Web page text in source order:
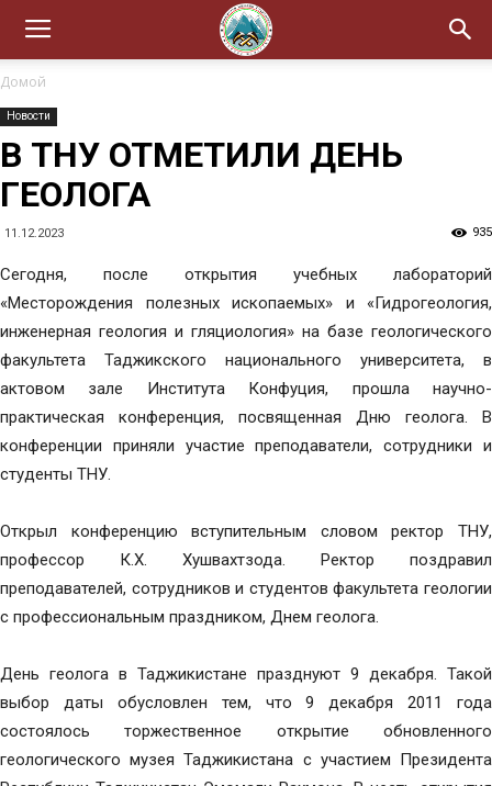
Домой
Новости
В ТНУ ОТМЕТИЛИ ДЕНЬ
ГЕОЛОГА
11.12.2023 935
Сегодня, после открытия учебных лабораторий
«Месторождения полезных ископаемых» и «Гидрогеология,
инженерная геология и гляциология» на базе геологического
факультета Таджикского национального университета, в
актовом зале Института Конфуция, прошла научно-
практическая конференция, посвященная Дню геолога. В
конференции приняли участие преподаватели, сотрудники и
студенты ТНУ.
Открыл конференцию вступительным словом ректор ТНУ,
профессор К.Х. Хушвахтзода. Ректор поздравил
преподавателей, сотрудников и студентов факультета геологии
с профессиональным праздником, Днем геолога.
День геолога в Таджикистане празднуют 9 декабря. Такой
выбор даты обусловлен тем, что 9 декабря 2011 года
состоялось торжественное открытие обновленного
геологического музея Таджикистана с участием Президента